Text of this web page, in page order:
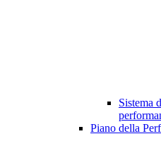
Sistema
Piano della